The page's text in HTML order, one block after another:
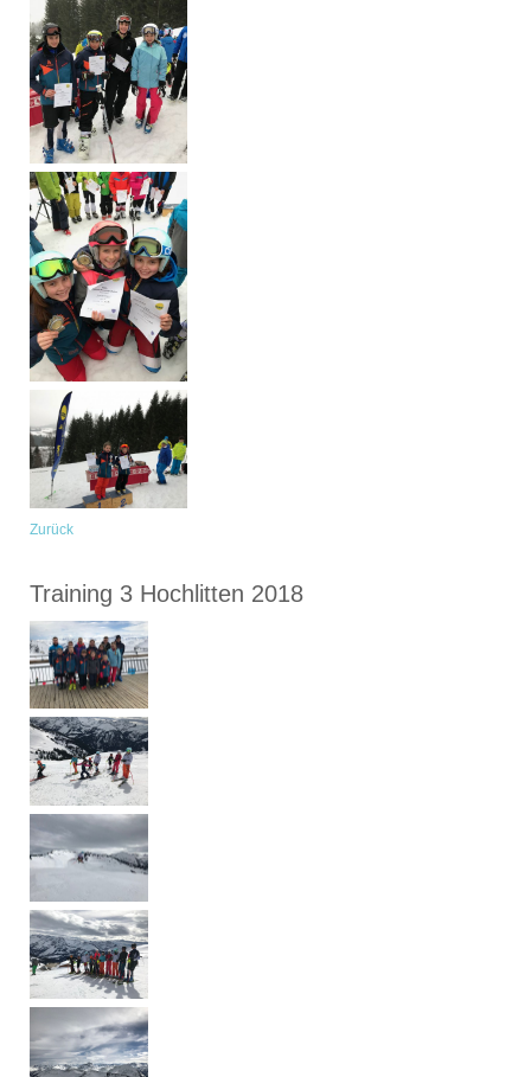
Zurück
Training 3 Hochlitten 2018